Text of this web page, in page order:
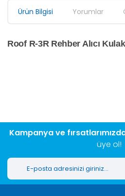
Ürün Bilgisi Yorumlar
Roof R-3R Rehber Alıcı
Ürün bilgilerinde hatalar bulunuyor.
Bu ürüne benzer farklı alternatifler
Kampanya ve
üye ol!